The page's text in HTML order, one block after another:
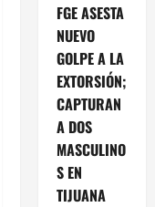
FGE ASESTA
NUEVO
GOLPE A LA
EXTORSIÓN;
CAPTURAN
A DOS
MASCULINO
S EN
TIJUANA